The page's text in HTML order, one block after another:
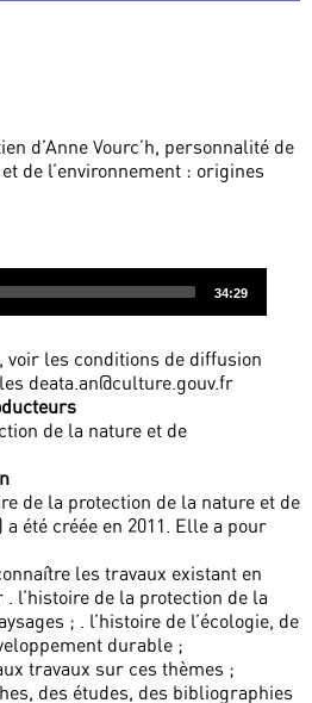
d’Anne Vourc’h, personnalité de
de l’environnement : origines
Total
34:29
voir les conditions de diffusion
deata.an@culture.gouv.fr
de la nature et de
de la protection de la nature et de
a été créée en 2011. Elle a pour
les travaux existant en
l’histoire de la protection de la
; . l’histoire de l’écologie, de
durable ;
travaux sur ces thèmes ;
des études, des bibliographies